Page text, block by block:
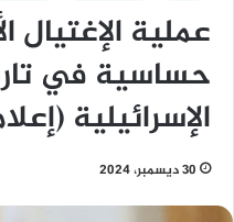
عملية الإغتيال
حساسية في
الإسرائيلية
30 ديسمبر، 2024